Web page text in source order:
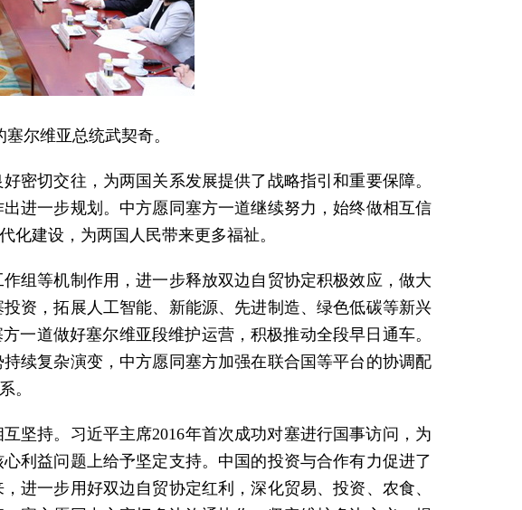
尔维亚总统武契奇。
密切交往，为两国关系发展提供了战略指引和重要保障。
进一步规划。中方愿同塞方一道继续努力，始终做相互信
建设，为两国人民带来更多福祉。
组等机制作用，进一步释放双边自贸协定积极效应，做大
资，拓展人工智能、新能源、先进制造、绿色低碳等新兴
一道做好塞尔维亚段维护运营，积极推动全段早日通车。
续复杂演变，中方愿同塞方加强在联合国等平台的协调配
。
坚持。习近平主席2016年首次成功对塞进行国事访问，为
利益问题上给予坚定支持。中国的投资与合作有力促进了
进一步用好双边自贸协定红利，深化贸易、投资、农食、